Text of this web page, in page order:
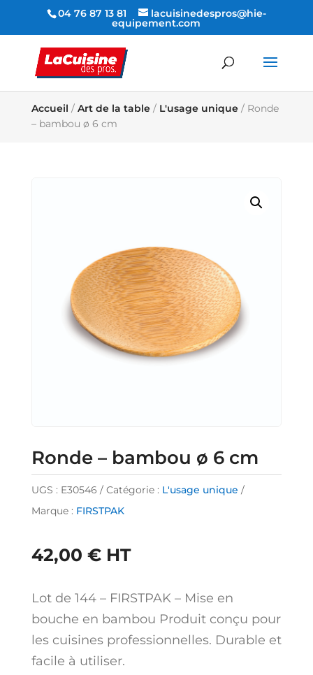
04 76 87 13 81 lacuisinedespros@hie-
equipement.com
Accueil / Art de la table/ L'usage unique/ Ronde
– bambou ø 6 cm
Ronde – bambou ø 6 cm
UGS : E30546 Catégorie : L'usage unique
Marque : FIRSTPAK
42,00 € HT
Lot de 144 – FIRSTPAK – Mise en
bouche en bambou Produit conçu pour
les cuisines professionnelles. Durable et
facile à utiliser.